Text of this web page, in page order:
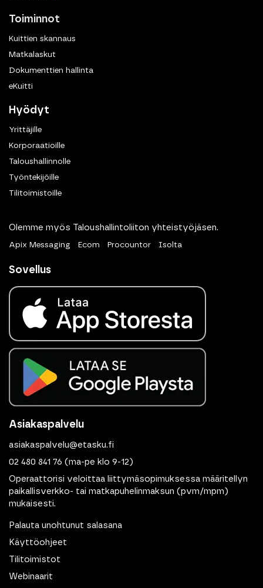
Toiminnot
Kuittien skannaus
Matkalaskut
Dokumenttien hallinta
eKuitti
Hyödyt
Yrittäjille
Korporaatioille
Taloushallinnolle
Työntekijöille
Tilitoimistoille
Olemme myös Taloushallintoliiton yhteistyöjäsen.
Apix Messaging Ecom Procountor Isolta
Sovellus
Asiakaspalvelu
asiakaspalvelu@etasku.fi
02 480 841 76 (ma-pe klo 9-12)
Operaattorisi veloittaa liittymäsopimuksessa määritellyn
paikallisverkko- tai matkapuhelinmaksun (pvm/mpm)
mukaisesti.
Palauta unohtunut salasana
Käyttöohjeet
Tilitoimistot
Webinaarit